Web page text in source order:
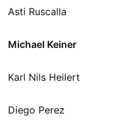
Asti Ruscalla
Michael Keiner
Karl Nils Heilert
Diego Perez